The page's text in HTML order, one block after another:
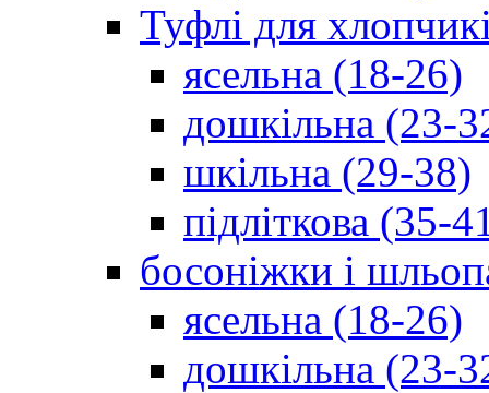
Туфлі для
ясельна (18-26)
дошкільна (23-
шкільна (29-38)
підліткова (35-
босоніжки і
ясельна (18-26)
дошкільна (23-